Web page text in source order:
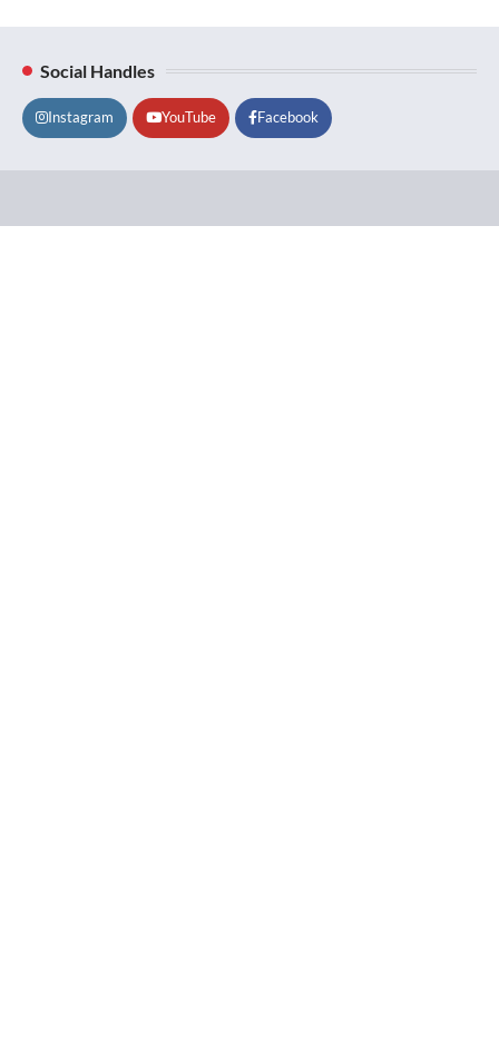
Social Handles
Instagram YouTube Facebook